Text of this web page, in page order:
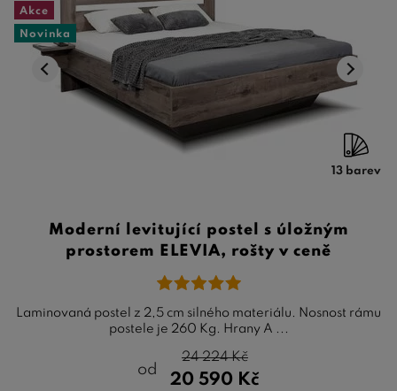
Akce
Novinka
13 barev
Moderní levitující postel s úložným
prostorem ELEVIA, rošty v ceně
Laminovaná postel z 2,5 cm silného materiálu. Nosnost rámu
postele je 260 Kg. Hrany A ...
od
20 590 Kč
24 224Kč